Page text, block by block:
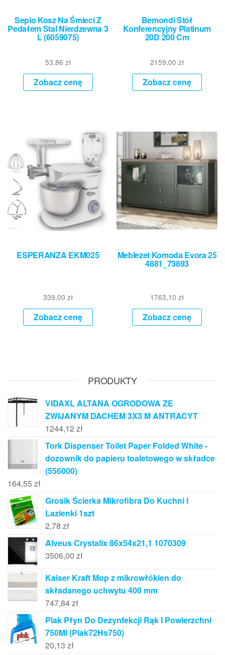
Sepio Kosz Na Śmieci Z
Pedałem Stal Nierdzewna 3
L (6059075)
53,86 zł
Zobacz cenę
Bemondi Stół
Konferencyjny Platinum
20D 200 Cm
2159,00zł
Zobacz cenę
ESPERANZA EKM025
339,00 zł
Zobacz cenę
Meblezet Komoda Evora 25
4881_73893
1763,10zł
Zobacz cenę
PRODUKTY
VIDAXL ALTANA OGRODOWA ZE
ZWIJANYM DACHEM 3X3 M ANTRACYT
1244,12 zł
Tork Dispenser Toilet Paper Folded White -
dozownik do papieru toaletowego w składce
(556000)
164,55 zł
Grosik Ścierka Mikrofibra Do Kuchni I
Lazienki 1szt
2,78 zł
Alveus Crystalix 86x54x21,1 1070309
3506,00 zł
Kaiser Kraft Mop z mikrowłókien do
składanego uchwytu 400 mm
747,84zł
Plak Płyn Do Dezynfekcji Rąk I Powierzchni
750Ml (Plak72Hs750)
20,13 zł